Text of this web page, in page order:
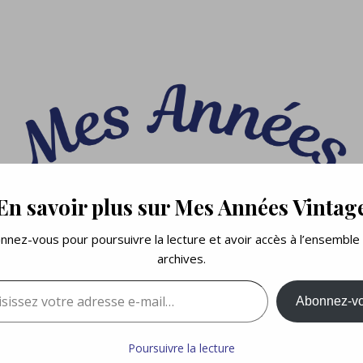
savoir plus sur Mes Années
vous pour poursuivre la lecture et avoir accès à
archives.
votre adresse e-mail…
Abonnez-
Poursuivre la lecture